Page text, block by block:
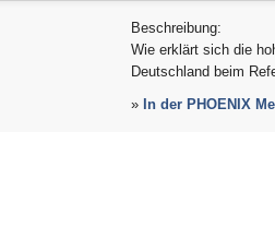
Beschreibung:
Wie erklärt sich die
Deutschland beim
» In der PHOENIX